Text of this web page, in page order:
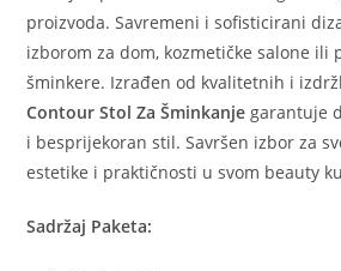
proizvoda. Savremeni i sofisticirani
izborom za dom, kozmetičke salone ili
šminkere. Izrađen od kvalitetnih i
Contour Stol Za Šminkanje garantuje
i besprijekoran stil. Savršen izbor za
estetike i praktičnosti u svom beauty
Sadržaj Paketa: